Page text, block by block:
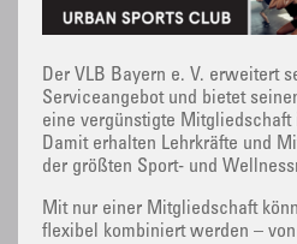
Der VLB Bayern e. V. erweitert
Serviceangebot und bietet
eine vergünstigte Mitgliedschaft
Damit erhalten Lehrkräfte und
der größten Sport- und
Mit nur einer Mitgliedschaft
flexibel kombiniert werden –